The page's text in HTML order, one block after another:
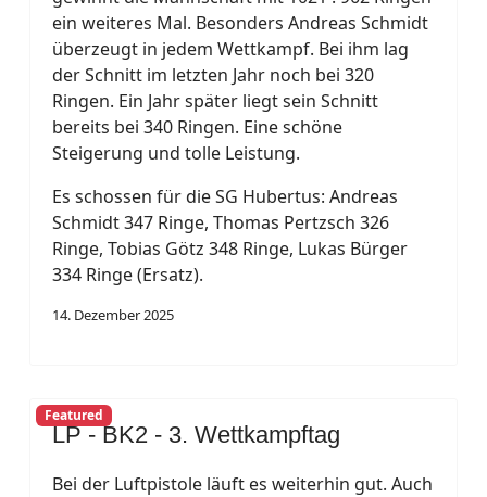
ein weiteres Mal. Besonders Andreas Schmidt
überzeugt in jedem Wettkampf. Bei ihm lag
der Schnitt im letzten Jahr noch bei 320
Ringen. Ein Jahr später liegt sein Schnitt
bereits bei 340 Ringen. Eine schöne
Steigerung und tolle Leistung.
Es schossen für die SG Hubertus: Andreas
Schmidt 347 Ringe, Thomas Pertzsch 326
Ringe, Tobias Götz 348 Ringe, Lukas Bürger
334 Ringe (Ersatz).
14. Dezember 2025
Featured
LP - BK2 - 3. Wettkampftag
Bei der Luftpistole läuft es weiterhin gut. Auch